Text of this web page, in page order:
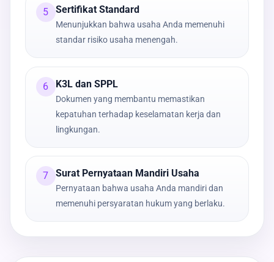
5 Sertifikat Standard
Menunjukkan bahwa usaha Anda memenuhi
standar risiko usaha menengah.
6 K3L dan SPPL
Dokumen yang membantu memastikan
kepatuhan terhadap keselamatan kerja dan
lingkungan.
7 Surat Pernyataan Mandiri Usaha
Pernyataan bahwa usaha Anda mandiri dan
memenuhi persyaratan hukum yang berlaku.